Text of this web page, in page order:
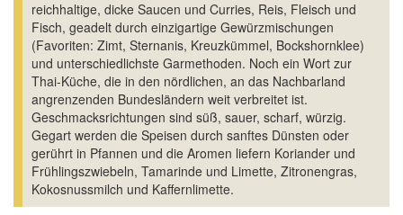
reichhaltige, dicke Saucen und Curries, Reis, Fleisch und
Fisch, geadelt durch einzigartige Gewürzmischungen
(Favoriten: Zimt, Sternanis, Kreuzkümmel, Bockshornklee)
und unterschiedlichste Garmethoden. Noch ein Wort zur
Thai-Küche, die in den nördlichen, an das Nachbarland
angrenzenden Bundesländern weit verbreitet ist.
Geschmacksrichtungen sind süß, sauer, scharf, würzig.
Gegart werden die Speisen durch sanftes Dünsten oder
gerührt in Pfannen und die Aromen liefern Koriander und
Frühlingszwiebeln, Tamarinde und Limette, Zitronengras,
Kokosnussmilch und Kaffernlimette.